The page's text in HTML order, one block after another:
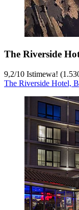
The Riverside
9,2/10 Istimewa!
The Riverside Hotel,